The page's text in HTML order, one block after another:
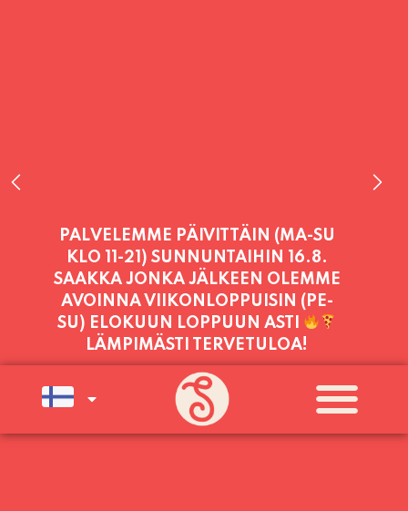
PALVELEMME TÄNÄÄN:
TORSTAI 11:00 - 21:00
PALVELEMME PÄIVITTÄIN (MA-SU
KLO 11-21) SUNNUNTAIHIN 16.8.
SAAKKA JONKA JÄLKEEN OLEMME
AVOINNA VIIKONLOPPUISIN (PE-
SU) ELOKUUN LOPPUUN ASTI
LÄMPIMÄSTI TERVETULOA!